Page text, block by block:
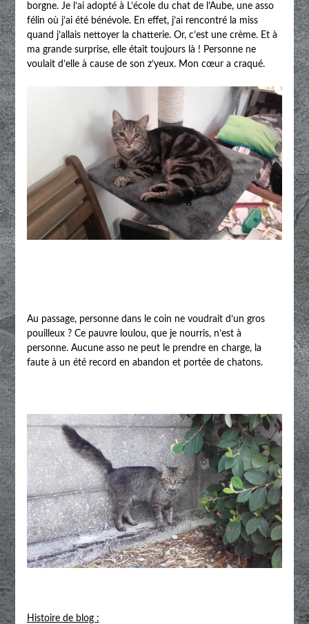
borgne. Je l’ai adopté à L’école du chat de l’Aube, une asso
félin où j’ai été bénévole. En effet, j’ai rencontré la miss
quand j’allais nettoyer la chatterie. Or, c’est une crème. Et à
ma grande surprise, elle était toujours là ! Personne ne
voulait d’elle à cause de son z’yeux. Mon cœur a craqué.
Au passage, personne dans le coin ne voudrait d’un gros
pouilleux ? Ce pauvre loulou, que je nourris, n’est à
personne. Aucune asso ne peut le prendre en charge, la
faute à un été record en abandon et portée de chatons.
Histoire de blog :